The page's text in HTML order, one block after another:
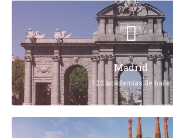
Madrid
122 academias de baile